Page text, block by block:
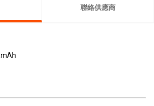
聯絡供應商